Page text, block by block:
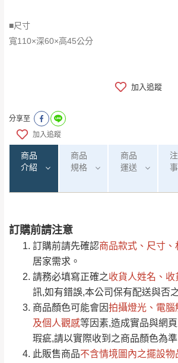
■尺寸
寬110×深60×高45公分
加入追蹤
分享至
加入追蹤
商品
介紹
商品
規格
商品
運送
訂購前請注意
訂購前請先確認商品款式、尺寸、
居家需求。
請務必填寫正確之收貨人姓名、
訊,如有錯誤,本公司保有配送與否
商品顏色可能會因拍攝燈光、電腦
及個人觀感等因素,造成實品與網
瑕疵,請以實際收到之商品顏色為準
此販售商品不含情境圖內之擺設物
運 費 說 明
運送地區 運送費用
桃園
注意事項：
由於品項繁多，網頁無法及時
要購買商品，請於出發前來電
Line客服」來信確認商品是否
「金額」。
若商品價格或庫存有異常，商
單。部分網路商品恕無法更改原設
見諒！
0/5 (0)筆
全部 依評論高至低排列
依評論低至高排列 只顯示附上
只顯示附上評論